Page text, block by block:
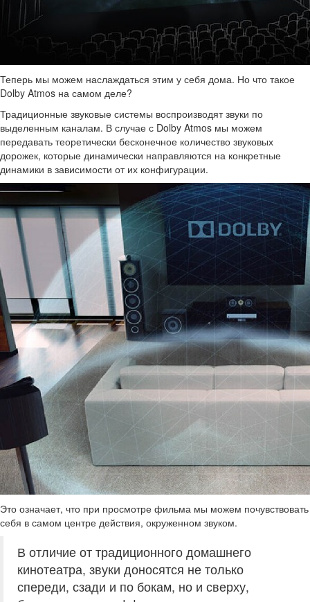
Теперь мы можем наслаждаться этим у себя дома. Но что такое
Dolby Atmos на самом деле?
Традиционные звуковые системы воспроизводят звуки по
выделенным каналам. В случае с Dolby Atmos мы можем
передавать теоретически бесконечное количество звуковых
дорожек, которые динамически направляются на конкретные
динамики в зависимости от их конфигурации.
Это означает, что при просмотре фильма мы можем почувствовать
себя в самом центре действия, окруженном звуком.
В отличие от традиционного домашнего
кинотеатра, звуки доносятся не только
спереди, сзади и по бокам, но и сверху,